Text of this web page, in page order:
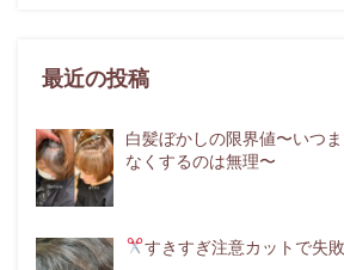
最近の投稿
白髪ぼかしの限界値〜いつ
なくするのは無理〜
すきすぎ注意カットで失